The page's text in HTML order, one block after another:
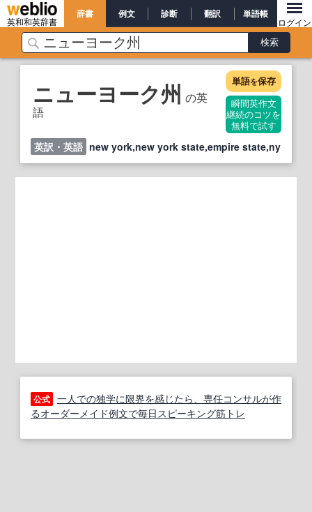
英和和英辞書
辞書 例文 診断 翻訳 単語帳
ログイン
ニューヨーク州 の英
語
単語を保存
瞬間英作文
継続のコツを
無料で試す
英訳・英語 new york,new york state,empire state,ny
公式 一人での独学に限界を感じたら、専任コンサルが作
るオーダーメイド例文で毎日スピーキング筋トレ